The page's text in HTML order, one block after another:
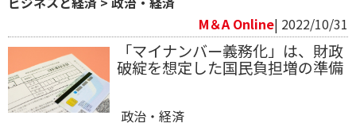
M＆A Online| 2022/10/31
「マイナンバー義務化」は、財政
破綻を想定した国民負担増の準備
政治・経済